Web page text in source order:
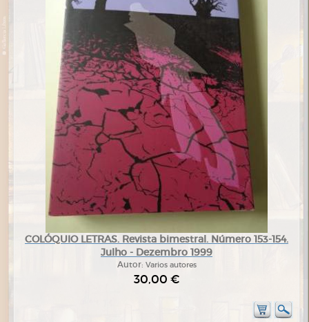
COLÓQUIO LETRAS. Revista bimestral. Número 153-154.
Julho - Dezembro 1999
Autor: Varios autores
30,00 €